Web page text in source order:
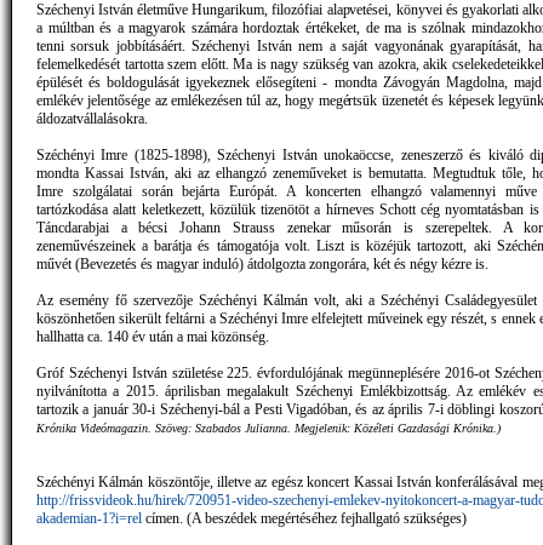
Széchenyi István életműve Hungarikum, filozófiai alapvetései, könyvei és gyakorlati
a múltban és a magyarok számára hordoztak értékeket, de ma is szólnak
tenni sorsuk jobbításáért. Széchenyi István nem a saját vagyonának gyarapítását,
felemelkedését tartotta szem előtt. Ma is nagy szükség van azokra, akik
épülését és boldogulását igyekeznek elősegíteni - mondta Závogyán Magdolna,
emlékév jelentősége az emlékezésen túl az, hogy megértsük üzenetét és képesek
áldozatvállalásokra.
Széchényi Imre (1825-1898), Széchenyi István unokaöccse, zeneszerző és kiváló
mondta Kassai István, aki az elhangzó zeneműveket is bemutatta. Megtudtuk tőle,
Imre szolgálatai során bejárta Európát. A koncerten elhangzó valamennyi műve
tartózkodása alatt keletkezett, közülük tizenötöt a hírneves Schott cég nyomtatásban is
Táncdarabjai a bécsi Johann Strauss zenekar műsorán is szerepeltek. A kor
zeneművészeinek a barátja és támogatója volt. Liszt is közéjük tartozott, aki
művét (Bevezetés és magyar induló) átdolgozta zongorára, két és négy kézre is.
Az esemény fő szervezője Széchényi Kálmán volt, aki a Széchényi
köszönhetően sikerült feltárni a Széchényi Imre elfelejtett műveinek egy részét, s ennek
hallhatta ca. 140 év után a mai közönség.
Gróf Széchenyi István születése 225. évfordulójának megünneplésére 2016-ot
nyilvánította a 2015. áprilisban megalakult Széchenyi Emlékbizottság. Az emlékév
tartozik a január 30-i Széchenyi-bál a Pesti Vigadóban, és az április 7-i döblingi
Krónika Videómagazin. Szöveg: Szabados Julianna. Megjelenik: Közéleti Gazdasági Krónika.)
Széchényi Kálmán köszöntője, illetve az egész koncert Kassai István konferálásával
http://frissvideok.hu/hirek/720951-video-szechenyi-emlekev-nyitokoncert-a-magyar-
akademian-1?i=rel címen. (A beszédek megértéséhez fejhallgató szükséges)